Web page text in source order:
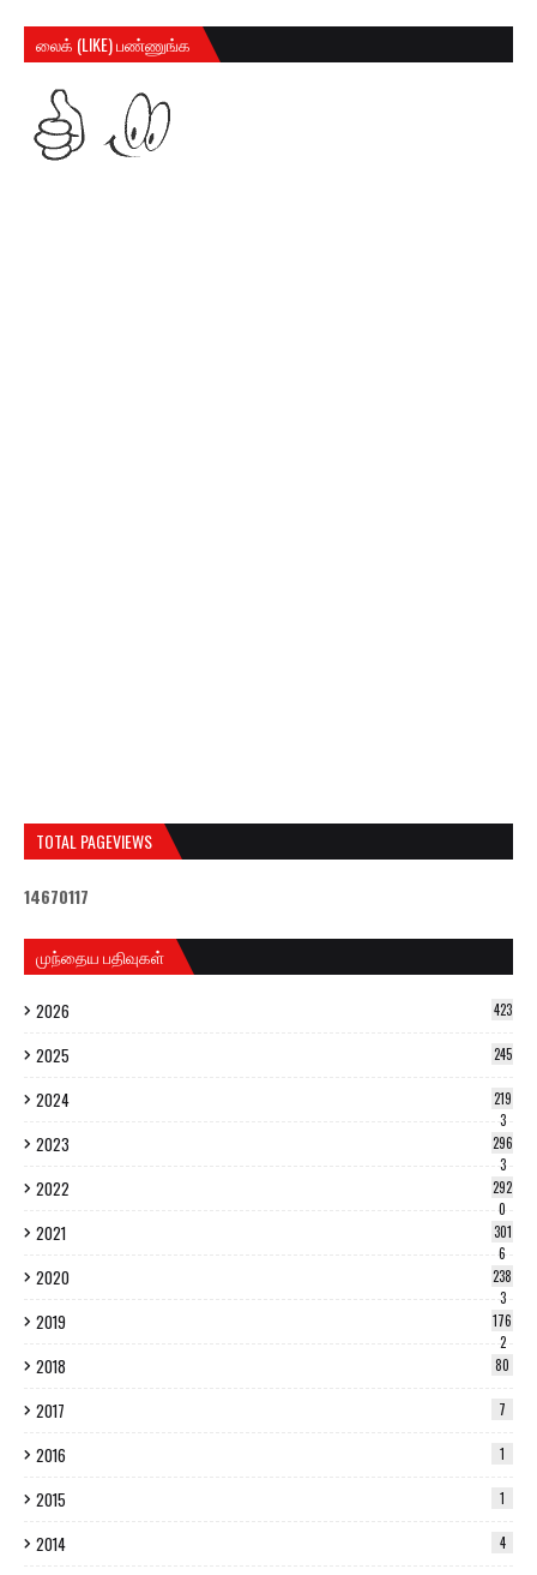
லைக் (LIKE) பண்ணுங்க
TOTAL PAGEVIEWS
14670117
முந்தைய பதிவுகள்
2026 423
2025 245
2024
219
3
2023
296
3
2022
292
0
2021
301
6
2020
238
3
2019
176
2
2018 80
2017 7
2016 1
2015 1
2014 4